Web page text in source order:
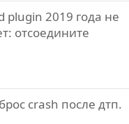
plugin 2019 года не
отсоедините
crash после дтп.